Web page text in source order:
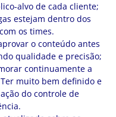
alvo de cada cliente;
estejam dentro dos
os times.
o conteúdo antes
qualidade e precisão;
continuamente a
muito bem definido e
do controle de